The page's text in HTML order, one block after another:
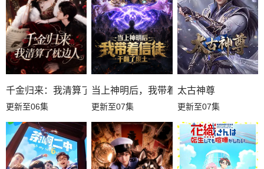
第08集 第07集 第06集
第05集 第04集 第03集
第02集 第01集
千金归来：我清算了枕边人
更新至06集
当上神明后，我带着信徒干翻了废土
更新至07集
太古神尊
更新至07集